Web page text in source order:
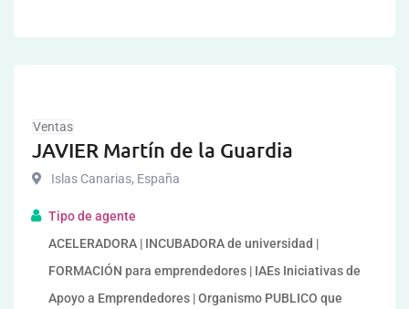
Ventas
JAVIER Martín de la Guardia
Islas Canarias, España
Tipo de agente
ACELERADORA | INCUBADORA de universidad |
FORMACIÓN para emprendedores | IAEs Iniciativas de
Apoyo a Emprendedores | Organismo PUBLICO que